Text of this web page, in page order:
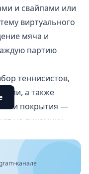
и свайпами или
виртуального
мяча и
партию
теннисистов,
а также
покрытия —
на динамику
матч,
канале